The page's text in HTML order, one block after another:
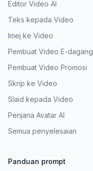
Editor Video AI
Teks kepada Video
Imej ke Video
Pembuat Video E-dagang
Pembuat Video Promosi
Skrip ke Video
Slaid kepada Video
Penjana Avatar AI
Semua penyelesaian
Panduan prompt